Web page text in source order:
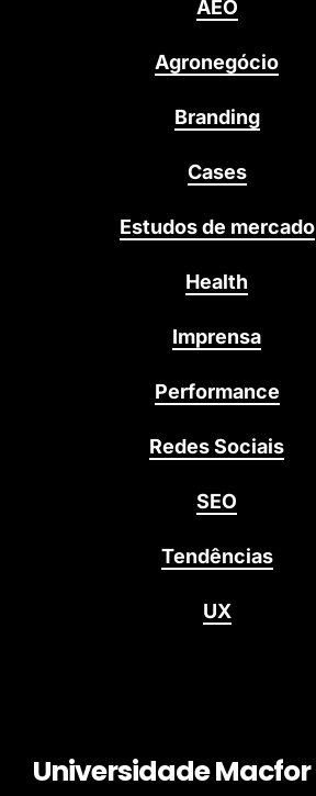
AEO
Agronegócio
Branding
Cases
Estudos de mercado
Health
Imprensa
Performance
Redes Sociais
SEO
Tendências
UX
Universidade Macfor